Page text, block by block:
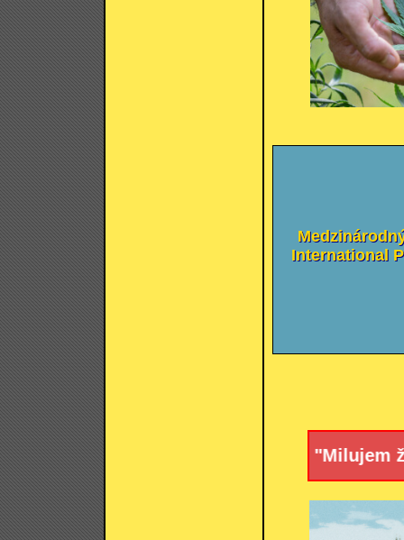
International
"Milujem život"